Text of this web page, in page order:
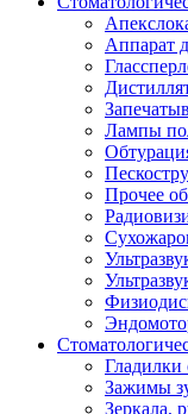
Аппарат
Лампы
Прочее
Гладилки
Зажимы
Зеркала,